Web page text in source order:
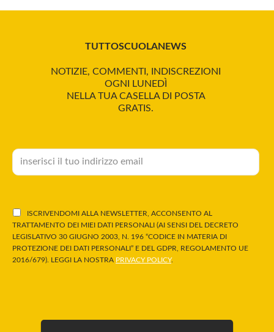
TUTTOSCUOLANEWS
NOTIZIE, COMMENTI, INDISCREZIONI
OGNI LUNEDÌ
NELLA TUA CASELLA DI POSTA
GRATIS.
ISCRIVENDOMI ALLA NEWSLETTER, ACCONSENTO AL
TRATTAMENTO DEI MIEI DATI PERSONALI (AI SENSI DEL DECRETO
LEGISLATIVO 30 GIUGNO 2003, N. 196 “CODICE IN MATERIA DI
PROTEZIONE DEI DATI PERSONALI” E DEL GDPR, REGOLAMENTO UE
2016/679). LEGGI LA NOSTRA PRIVACY POLICY.